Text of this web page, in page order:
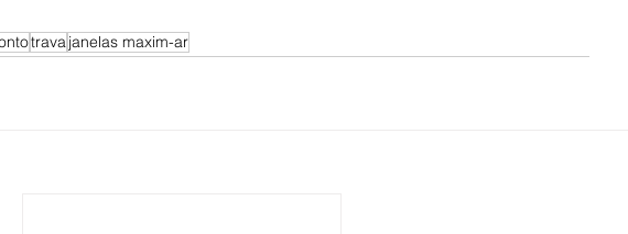
trava janelas maxim-ar